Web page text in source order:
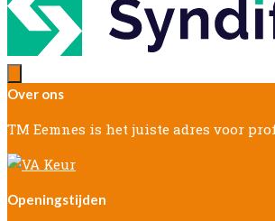
Over ons
TM Eemnes is het juiste adres voor
Openingstijden